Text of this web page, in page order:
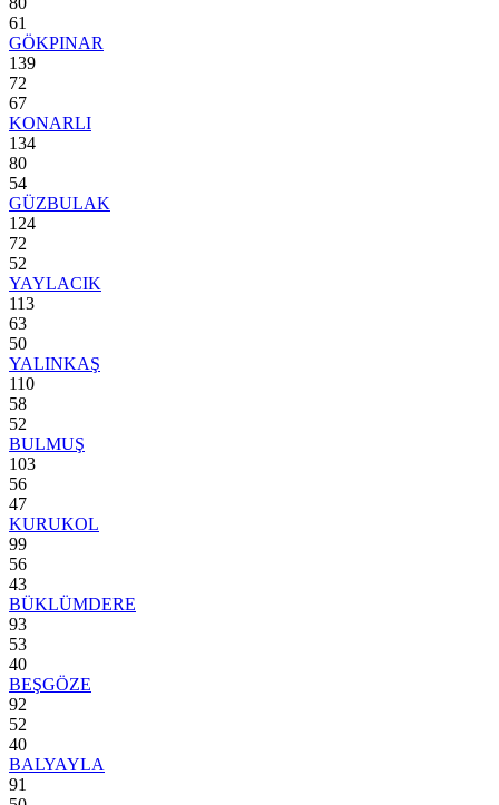
61
GÖKPINAR
139
72
67
KONARLI
134
80
54
GÜZBULAK
124
72
52
YAYLACIK
113
63
50
YALINKAŞ
110
58
52
BULMUŞ
103
56
47
KURUKOL
99
56
43
BÜKLÜMDERE
93
53
40
BEŞGÖZE
92
52
40
BALYAYLA
91